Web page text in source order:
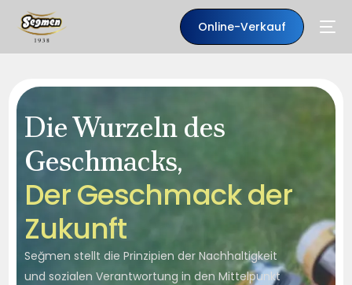
Online-Verkauf
Die Wurzeln des
Geschmacks,
DerGeschmackder
Zukunft
Seğmen stellt die Prinzipien der Nachhaltigkeit
und sozialen Verantwortung in den Mittelpunkt
DE